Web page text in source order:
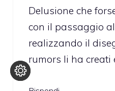
Delusione che
con il passaggio
realizzando il
rumors li ha creati